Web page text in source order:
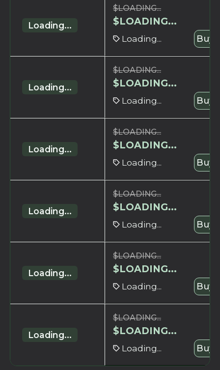
Loading...
$LOADING...
$LOADING...
Loading... Buy
Loading...
$LOADING...
$LOADING...
Loading... Buy
Loading...
$LOADING...
$LOADING...
Loading... Buy
Loading...
$LOADING...
$LOADING...
Loading... Buy
Loading...
$LOADING...
$LOADING...
Loading... Buy
Loading...
$LOADING...
$LOADING...
Loading... Buy